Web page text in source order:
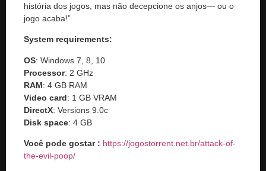
história dos jogos, mas não decepcione os anjos— ou o
jogo acaba!”
System requirements:
OS: Windows 7, 8, 10
Processor: 2 GHz
RAM: 4 GB RAM
Video card: 1 GB VRAM
DirectX: Versions 9.0c
Disk space: 4 GB
Você pode gostar : https://jogostorrent.net.br/attack-of-
the-evil-poop/